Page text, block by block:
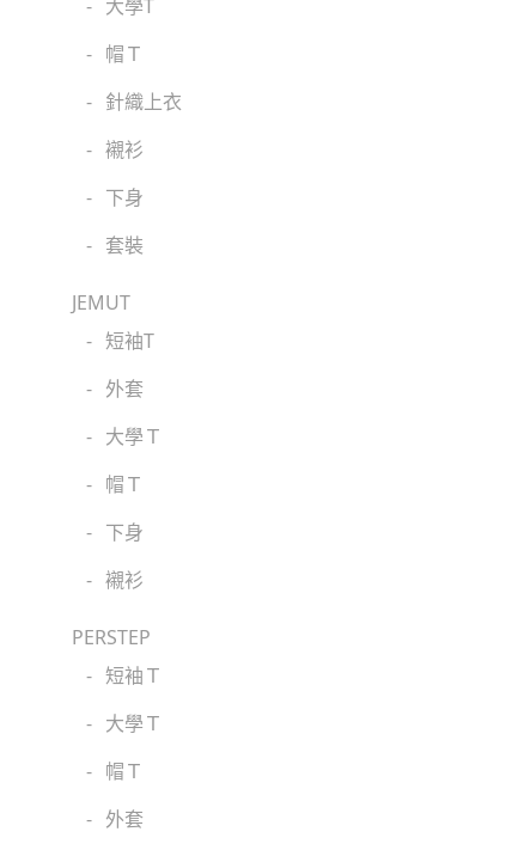
- 大學T
- 帽Ｔ
- 針織上衣
- 襯衫
- 下身
- 套裝
JEMUT
- 短袖T
- 外套
- 大學Ｔ
- 帽Ｔ
- 下身
- 襯衫
PERSTEP
- 短袖Ｔ
- 大學Ｔ
- 帽Ｔ
- 外套